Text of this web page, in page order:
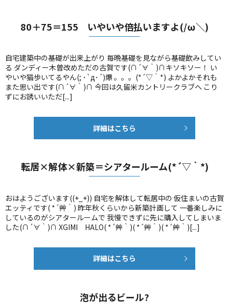
80＋75＝155 いやいや倍払いますよ(/ω＼)
自宅建築中の基礎が出来上がり 毎晩基礎を見ながら基礎飲みしてい
る ダンディー木曽改めただの古賀です(∩´∀｀)∩キソキソー！ い
やいや猫歩いてるやん(; ･`д･´)爆 。。。(*´▽｀*) よかよかそれも
また思い出です(∩´∀｀)∩ 今回は久留米カントリークラブへ こり
ずにお誘いいただ[...]
詳細はこちら
転居×解体×新築＝シアタールーム(*´▽｀*)
おはようございます((+_+)) 自宅を解体して転居中の 仮住まいの古賀
エッティです( *´艸｀) 昨年秋くらいから新築計画して 一番楽しみに
しているのがシアタールームで 我慢できずに先に購入してしまいま
した(∩´∀｀)∩ XGIMI HALO( *´艸｀)( *´艸｀)( *´艸｀)[...]
詳細はこちら
泡が出るビール?